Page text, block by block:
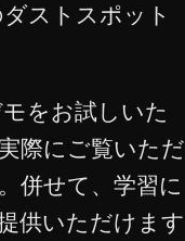
ストスポット
をお試しいた
際にご覧いただ
併せて、学習に
供いただけます